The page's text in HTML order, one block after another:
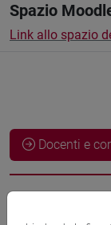
Spazio
Link allo spazio
Docenti e